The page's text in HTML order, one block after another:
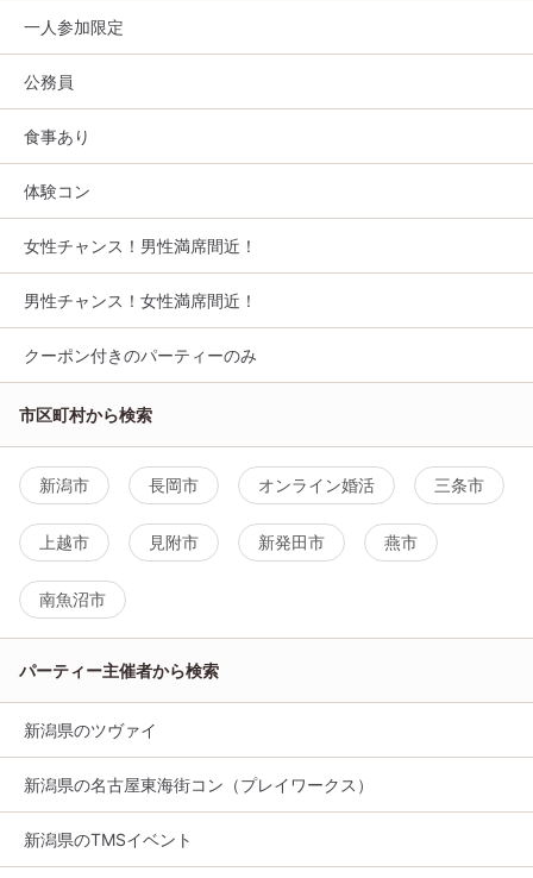
一人参加限定
公務員
食事あり
体験コン
女性チャンス！男性満席間近！
男性チャンス！女性満席間近！
クーポン付きのパーティーのみ
市区町村から検索
新潟市 長岡市 オンライン婚活 三条市
上越市 見附市 新発田市 燕市
南魚沼市
パーティー主催者から検索
新潟県のツヴァイ
新潟県の名古屋東海街コン（プレイワークス）
新潟県のTMSイベント